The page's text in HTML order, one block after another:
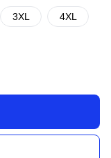
3XL 4XL